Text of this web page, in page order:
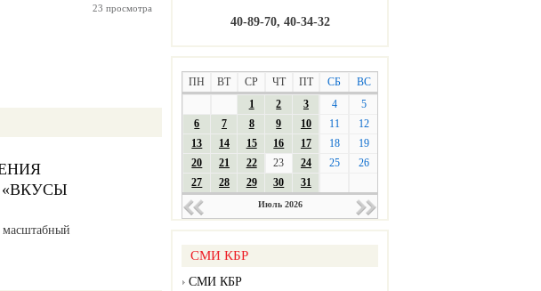
40-89-70, 40-34-32
ПН ВТ СР ЧТ ПТ СБ
ВС
1
2 3 4
5
6
7 8 9 10 11
12
13
14 15 16 17 18
19
20
21 22 23 24 25
26
27
28 29 30 31
Июль 2026
СМИ КБР
СМИ КБР
23 просмотра
масштабный